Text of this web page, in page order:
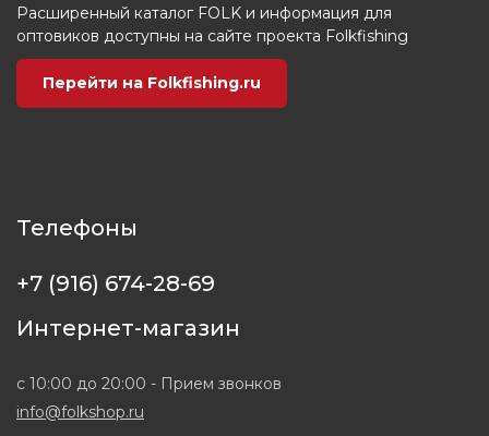
Расширенный каталог FOLK и информация для
оптовиков доступны на сайте проекта Folkfishing
Перейти на Folkfishing.ru
Телефоны
+7 (916) 674-28-69
Интернет-магазин
с 10:00 до 20:00 - Прием звонков
info@folkshop.ru